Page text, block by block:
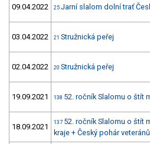
09.04.2022 25 Jarní slalom dolní trať
03.04.2022 21 Stružnická peřej
02.04.2022 20 Stružnická peřej
19.09.2021 138 52. ročník Slalomu o štít
18.09.2021 137 52. ročník Slalomu o štít
kraje + Český pohár veteránů